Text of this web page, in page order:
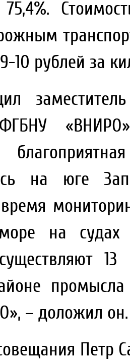
75,4%.
10 рублей за
заместитель
на юге
на судах
промысла
– доложил он.
Петр